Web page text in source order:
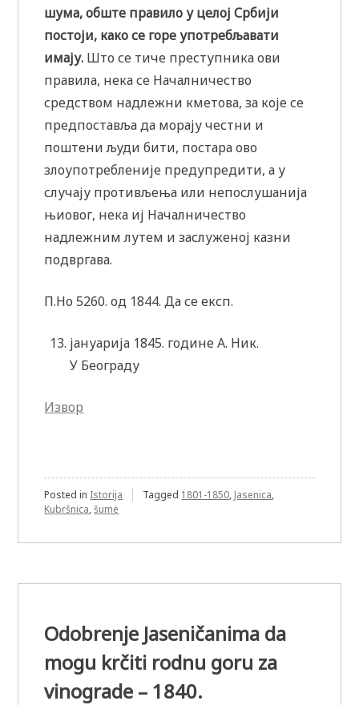
шума, обште правило у целој Србији
постоји, како се горе употребљавати
имају. Што се тиче преступника ови
правила, нека се Началничество
средством надлежни кметова, за које се
предпоставља да морају честни и
поштени људи бити, постара ово
злоупотребленије предупредити, а у
случају противљења или непослушанија
њиовог, нека иј Началничество
надлежним лутем и заслуженој казни
подвргава.
П.Но 5260. од 1844. Да се експ.
јануарија 1845. године А. Ник.
У Београду
Извор
Posted in Istorija Tagged 1801-1850, Jasenica,
Kubršnica,šume
Odobrenje Jaseničanima da
mogu krčiti rodnu goru za
vinograde – 1840.